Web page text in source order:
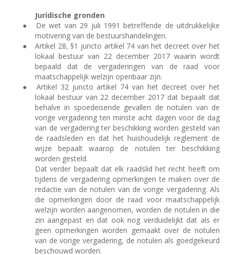
Juridische gronden
●
De wet van 29 juli 1991 betreffende de uitdrukkelijke
motivering van de bestuurshandelingen.
●
Artikel 28, §1 juncto artikel 74 van het decreet over het
lokaal bestuur van 22 december 2017 waarin wordt
bepaald dat de vergaderingen van de raad voor
maatschappelijk welzijn openbaar zijn.
●
Artikel 32 juncto artikel 74 van het decreet over het
lokaal bestuur van 22 december 2017 dat bepaalt dat
behalve in spoedeisende gevallen de notulen van de
vorige vergadering ten minste acht dagen voor de dag
van de vergadering ter beschikking worden gesteld van
de raadsleden en dat het huishoudelijk reglement de
wijze bepaalt waarop de notulen ter beschikking
worden gesteld.
Dat verder bepaalt dat elk raadslid het recht heeft om
tijdens de vergadering opmerkingen te maken over de
redactie van de notulen van de vorige vergadering. Als
die opmerkingen door de raad voor maatschappelijk
welzijn worden aangenomen, worden de notulen in die
zin aangepast en dat ook nog verduidelijkt dat als er
geen opmerkingen worden gemaakt over de notulen
van de vorige vergadering, de notulen als goedgekeurd
beschouwd worden.